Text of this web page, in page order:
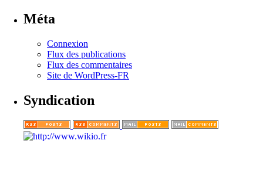
Méta
Connexion
Flux des publications
Flux des commentaires
Site de WordPress-FR
Syndication